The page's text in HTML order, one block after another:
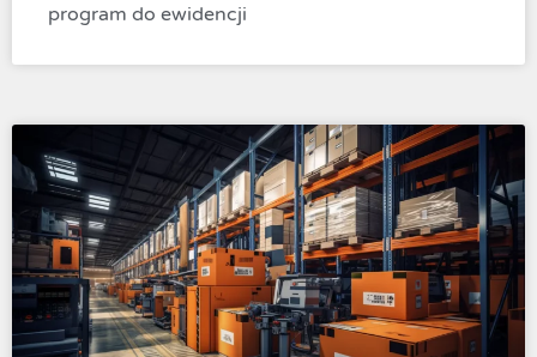
program do ewidencji